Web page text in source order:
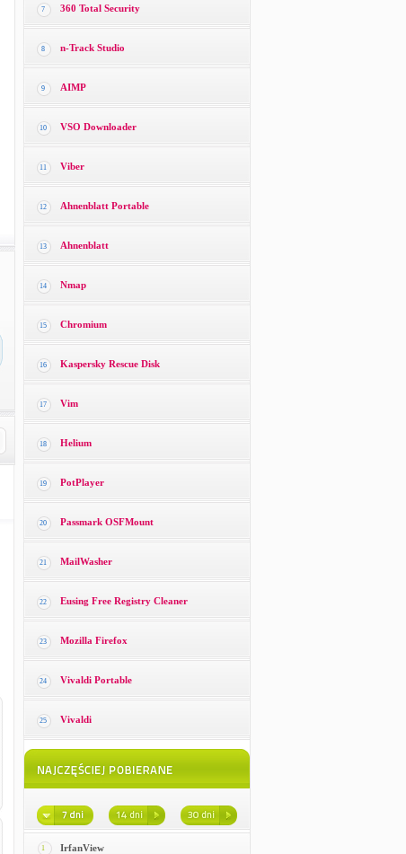
7 360 Total Security
8 n-Track Studio
9 AIMP
10 VSO Downloader
11 Viber
12 Ahnenblatt Portable
13 Ahnenblatt
14 Nmap
15 Chromium
16 Kaspersky Rescue Disk
17 Vim
18 Helium
19 PotPlayer
20 Passmark OSFMount
21 MailWasher
22 Eusing Free Registry Cleaner
23 Mozilla Firefox
24 Vivaldi Portable
25 Vivaldi
1 IrfanView